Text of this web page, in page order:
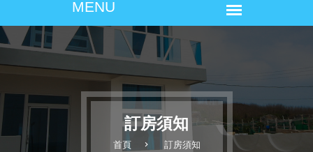
訂房須知
首頁 訂房須知